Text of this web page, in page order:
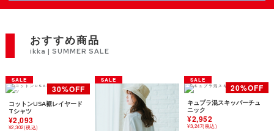
おすすめ商品
ikka | SUMMER SALE
コットンUSA裾レイヤード
Tシャツ
¥2,093
¥2,302(税込)
キュプラ混スキッパーチュ
ニック
¥2,952
¥3,247(税込)